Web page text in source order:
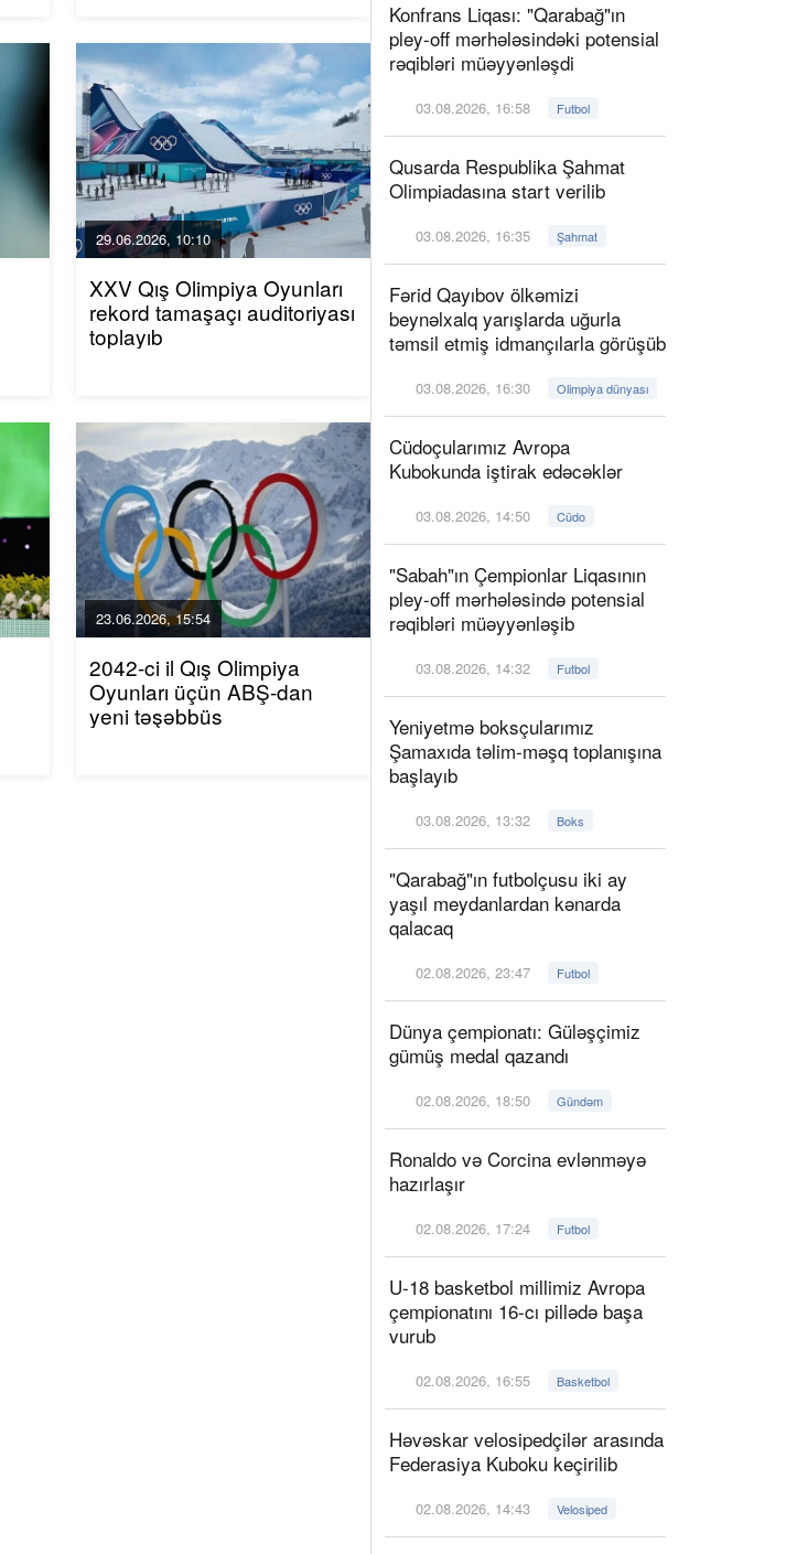
29.06.2026, 10:10
XXV Qış Olimpiya Oyunları
rekord tamaşaçı auditoriyası
toplayıb
23.06.2026, 15:54
2042-ci il Qış Olimpiya
Oyunları üçün ABŞ-dan
yeni təşəbbüs
Konfrans Liqası: "Qarabağ"ın
pley-off mərhələsindəki potensial
rəqibləri müəyyənləşdi
03.08.2026, 16:58 Futbol
Qusarda Respublika Şahmat
Olimpiadasına start verilib
03.08.2026, 16:35 Şahmat
Fərid Qayıbov ölkəmizi
beynəlxalq yarışlarda uğurla
təmsil etmiş idmançılarla görüşüb
03.08.2026, 16:30 Olimpiya dünyası
Cüdoçularımız Avropa
Kubokunda iştirak edəcəklər
03.08.2026, 14:50 Cüdo
"Sabah"ın Çempionlar Liqasının
pley-off mərhələsində potensial
rəqibləri müəyyənləşib
03.08.2026, 14:32 Futbol
Yeniyetmə boksçularımız
Şamaxıda təlim-məşq toplanışına
başlayıb
03.08.2026, 13:32 Boks
"Qarabağ"ın futbolçusu iki ay
yaşıl meydanlardan kənarda
qalacaq
02.08.2026, 23:47 Futbol
Dünya çempionatı: Güləşçimiz
gümüş medal qazandı
02.08.2026, 18:50 Gündəm
Ronaldo və Corcina evlənməyə
hazırlaşır
02.08.2026, 17:24 Futbol
U-18 basketbol millimiz Avropa
çempionatını 16-cı pillədə başa
vurub
02.08.2026, 16:55 Basketbol
Həvəskar velosipedçilər arasında
Federasiya Kuboku keçirilib
02.08.2026, 14:43 Velosiped